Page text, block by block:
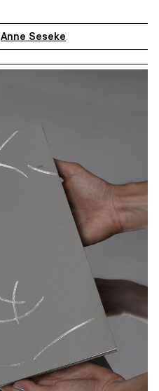
Anne Seseke